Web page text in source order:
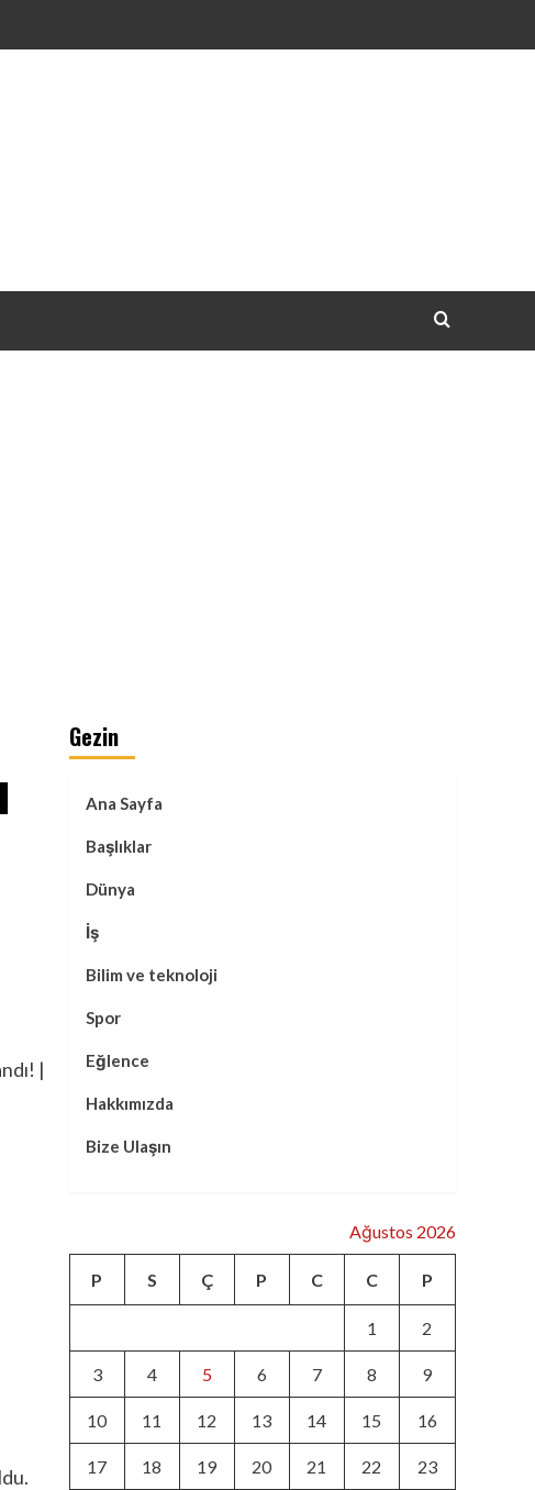
Gezin
Ana Sayfa
Başlıklar
Dünya
İş
Bilim ve teknoloji
Spor
Eğlence
Hakkımızda
Bize Ulaşın
Ağustos 2026
P S Ç P C C P
1 2
3 4 5 6 7 8 9
10 11 12 13 14 15 16
17 18 19 20 21 22 23